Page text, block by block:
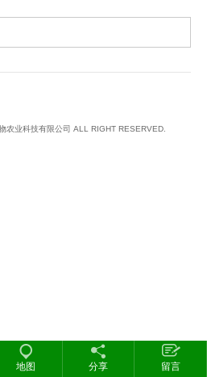
农业科技有限公司 ALL RIGHT RESERVED.
地图 分享 留言